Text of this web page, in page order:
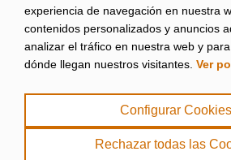
experiencia de navegación en nuestra
contenidos personalizados y anuncios
analizar el tráfico en nuestra web y
dónde llegan nuestros visitantes. Ver
Configurar Cookies
Rechazar todas las
Aviso legal
|
Política de Privacidad
|